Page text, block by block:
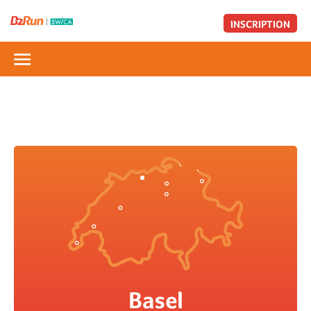
INSCRIPTION
Basel